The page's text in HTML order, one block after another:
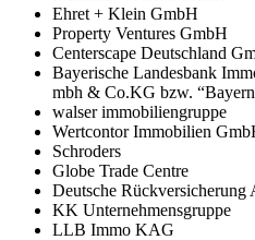
Ehret + Klein GmbH
Property Ventures GmbH
Centerscape Deutschland
Bayerische Landesbank
mbh & Co.KG bzw.
walser immobiliengruppe
Wertcontor Immobilien
Schroders
Globe Trade Centre
Deutsche Rückversicherung
KK Unternehmensgruppe
LLB Immo KAG